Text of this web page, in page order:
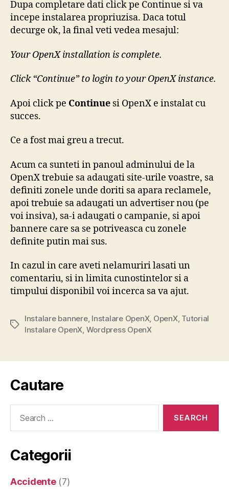
Dupa completare dati click pe Continue si va
incepe instalarea propriuzisa. Daca totul
decurge ok, la final veti vedea mesajul:
Your OpenX installation is complete.
Click “Continue” to login to your OpenX instance.
Apoi click pe Continue si OpenX e instalat cu
succes.
Ce a fost mai greu a trecut.
Acum ca sunteti in panoul adminului de la
OpenX trebuie sa adaugati site-urile voastre, sa
definiti zonele unde doriti sa apara reclamele,
apoi trebuie sa adaugati un advertiser nou (pe
voi insiva), sa-i adaugati o campanie, si apoi
bannere care sa se potriveasca cu zonele
definite putin mai sus.
In cazul in care aveti nelamuriri lasati un
comentariu, si in limita cunostintelor si a
timpului disponibil voi incerca sa va ajut.
Tags
Instalare bannere, Instalare OpenX, OpenX, Tutorial
Instalare OpenX, Wordpress OpenX
Cautare
Categorii
Accidente(7)